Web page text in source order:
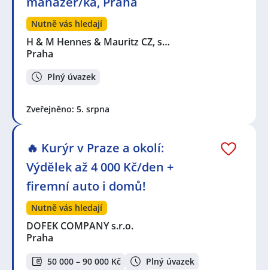
Nutně vás hledají
H & M Hennes & Mauritz CZ, s…
Praha
Plný úvazek
Zveřejněno: 5. srpna
🔥 Kurýr v Praze a okolí:
Výdělek až 4 000 Kč/den +
firemní auto i domů!
Nutně vás hledají
DOFEK COMPANY s.r.o.
Praha
50 000 – 90 000 Kč
Plný úvazek